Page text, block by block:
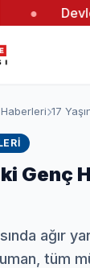
Devlet ve
17
Genç
ağır
tüm